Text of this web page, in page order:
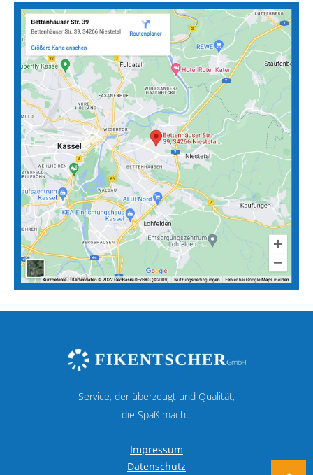
Anfahrtskarten zu unseren Standorten
Service, der überzeugt und Qualität,
die Spaß macht.
Impressum
Datenschutz